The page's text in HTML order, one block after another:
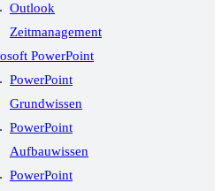
Outlook
Zeitmanagement
PowerPoint
PowerPoint
Grundwissen
PowerPoint
Aufbauwissen
PowerPoint